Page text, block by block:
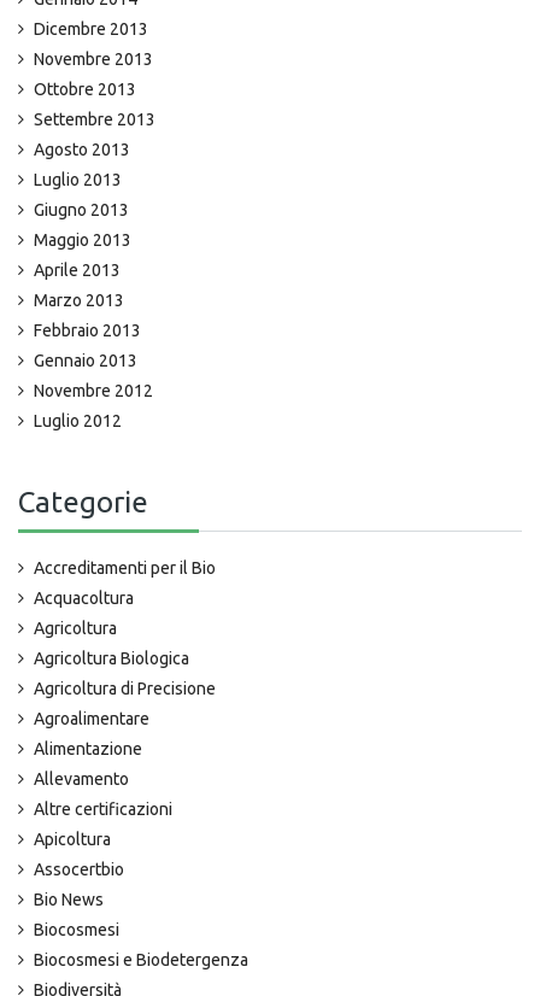
Dicembre 2013
Novembre 2013
Ottobre 2013
Settembre 2013
Agosto 2013
Luglio 2013
Giugno 2013
Maggio 2013
Aprile 2013
Marzo 2013
Febbraio 2013
Gennaio 2013
Novembre 2012
Luglio 2012
Categorie
Accreditamenti per il Bio
Acquacoltura
Agricoltura
Agricoltura Biologica
Agricoltura di Precisione
Agroalimentare
Alimentazione
Allevamento
Altre certificazioni
Apicoltura
Assocertbio
Bio News
Biocosmesi
Biocosmesi e Biodetergenza
Biodiversità